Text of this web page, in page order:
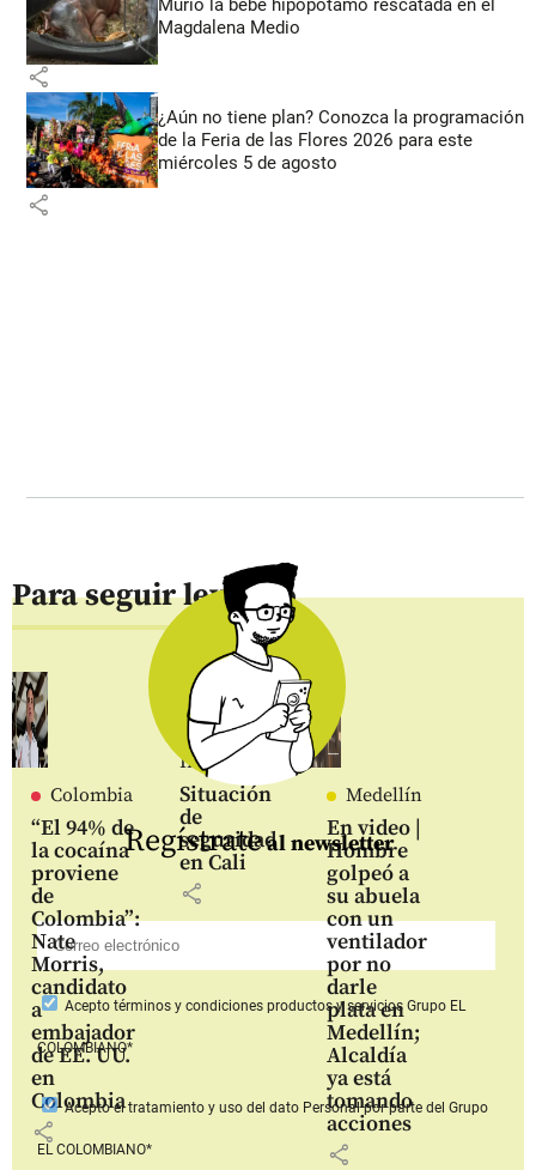
Murió la bebé hipopótamo rescatada en el
Magdalena Medio
share
¿Aún no tiene plan? Conozca la programación
de la Feria de las Flores 2026 para este
miércoles 5 de agosto
share
Para seguir leyendo
Colombia
“El 94% de
la cocaína
proviene
de
Colombia”:
Nate
Morris,
candidato
a
embajador
de EE. UU.
en
Colombia
share
Inicio
Situación
de
seguridad
en Cali
share
Medellín
En video |
Hombre
golpeó a
su abuela
con un
ventilador
por no
darle
plata en
Medellín;
Alcaldía
ya está
tomando
acciones
share
Regístrateal newsletter
Aceptotérminos y condiciones productos y serviciosGrupo EL
COLOMBIANO*
Aceptoel tratamiento y uso del dato Personalpor parte del Grupo
EL COLOMBIANO*